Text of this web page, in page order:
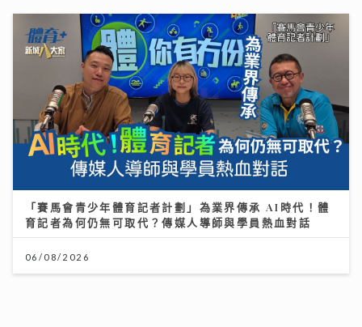
「賽馬會青少年體育記者計劃」為業界傳承 AI時代！體
育記者為何仍無可取代？傳媒人導師與學員熱血對話
06/08/2026